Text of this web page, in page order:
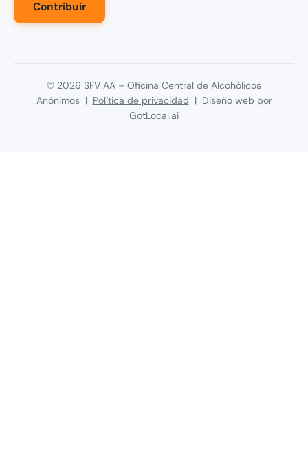
Contribuir
© 2026 SFV AA – Oficina Central de Alcohólicos
Anónimos | Política de privacidad | Diseño web por
GotLocal.ai